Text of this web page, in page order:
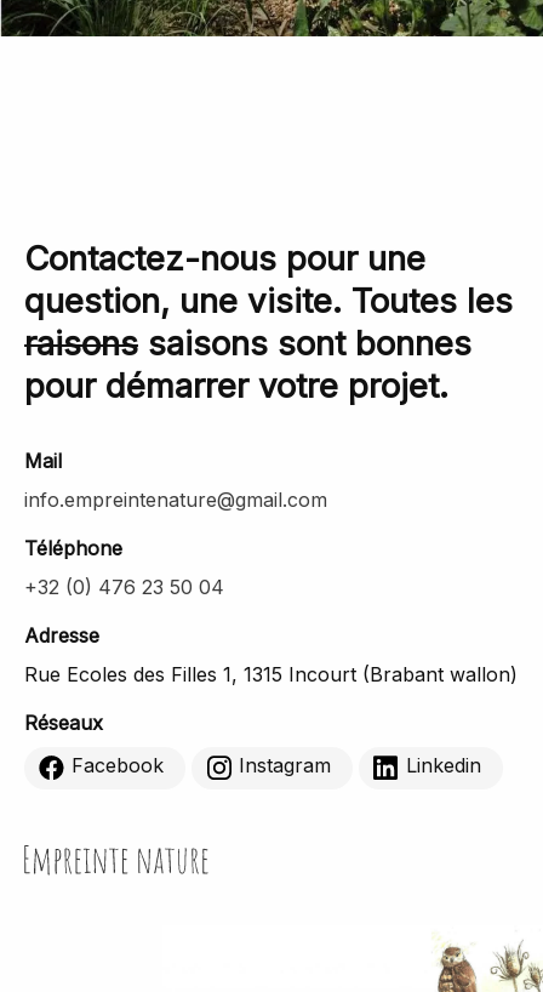
Contactez-nous pour une
question, une visite. Toutes les
raisons saisons sont bonnes
pour démarrer votre projet.
Mail
info.empreintenature@gmail.com
Téléphone
+32 (0) 476 23 50 04
Adresse
Rue Ecoles des Filles 1, 1315 Incourt (Brabant wallon)
Réseaux
Facebook
Instagram Linkedin
Empreinte Nature